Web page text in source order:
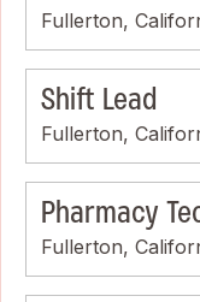
Fullerton,
Shift Lead
Fullerton,
Pharmacy
Fullerton,